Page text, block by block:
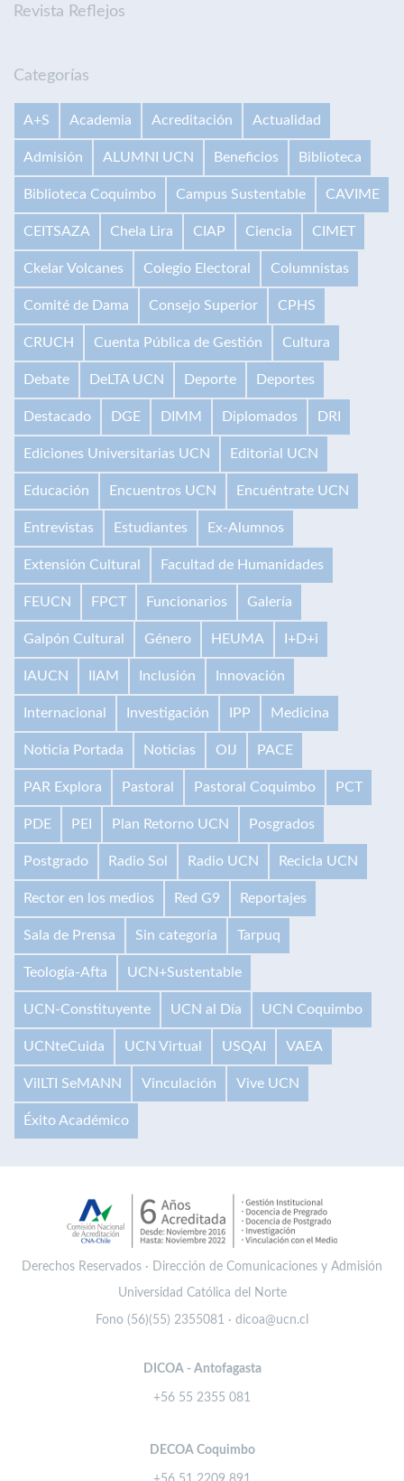
Revista Reflejos
Categorías
A+S Academia Acreditación Actualidad
Admisión ALUMNI UCN Beneficios Biblioteca
Biblioteca Coquimbo Campus Sustentable CAVIME
CEITSAZA Chela Lira CIAP Ciencia CIMET
Ckelar Volcanes Colegio Electoral Columnistas
Comité de Dama Consejo Superior CPHS
CRUCH Cuenta Pública de Gestión Cultura
Debate DeLTA UCN Deporte Deportes
Destacado DGE DIMM Diplomados DRI
Ediciones Universitarias UCN Editorial UCN
Educación Encuentros UCN Encuéntrate UCN
Entrevistas Estudiantes Ex-Alumnos
Extensión Cultural Facultad de Humanidades
FEUCN FPCT Funcionarios Galería
Galpón Cultural Género HEUMA I+D+i
IAUCN IIAM Inclusión Innovación
Internacional Investigación IPP Medicina
Noticia Portada Noticias OIJ PACE
PAR Explora Pastoral Pastoral Coquimbo PCT
PDE PEI Plan Retorno UCN Posgrados
Postgrado Radio Sol Radio UCN Recicla UCN
Rector en los medios Red G9 Reportajes
Sala de Prensa Sin categoría Tarpuq
Teología-Afta UCN+Sustentable
UCN-Constituyente UCN al Día UCN Coquimbo
UCNteCuida UCN Virtual USQAI VAEA
VilLTI SeMANN Vinculación Vive UCN
Éxito Académico
Derechos Reservados · Dirección de Comunicaciones y Admisión
Universidad Católica del Norte
Fono (56)(55) 2355081 · dicoa@ucn.cl
DICOA - Antofagasta
+56 55 2355 081
DECOA Coquimbo